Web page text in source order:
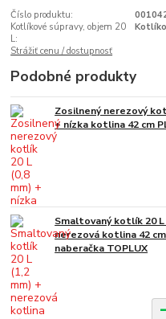
Číslo produktu:
Kotlíkové súpravy, objem 20
L:
Strážiť cenu / dostupnosť
Podobné produkty
Zosilnený nerezový
+ nízka kotlina 42 cm
Smaltovaný kotlík 20 L
nerezová kotlina 42
naberačka TOPLUX